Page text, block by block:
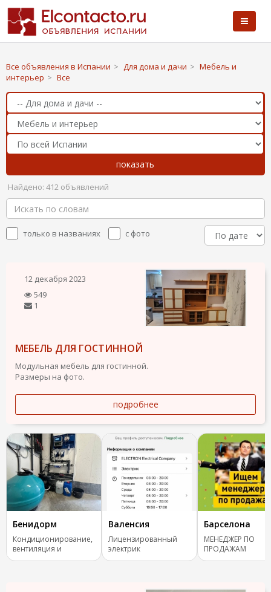
Все объявления в Испании > Для дома и дачи > Мебель и
интерьер > Все
Найдено: 412 объявлений
только в названиях с фото
12 декабря 2023
549
1
МЕБЕЛЬ ДЛЯ ГОСТИННОЙ
Модульная мебель для гостинной.
Размеры на фото.
подробнее
Бенидорм
Кондиционирование,
вентиляция и
отопление.
Валенсия
Лицензированный
электрик
Барселона
МЕНЕДЖЕР ПО
ПРОДАЖАМ
(COMERCIAL) ✨